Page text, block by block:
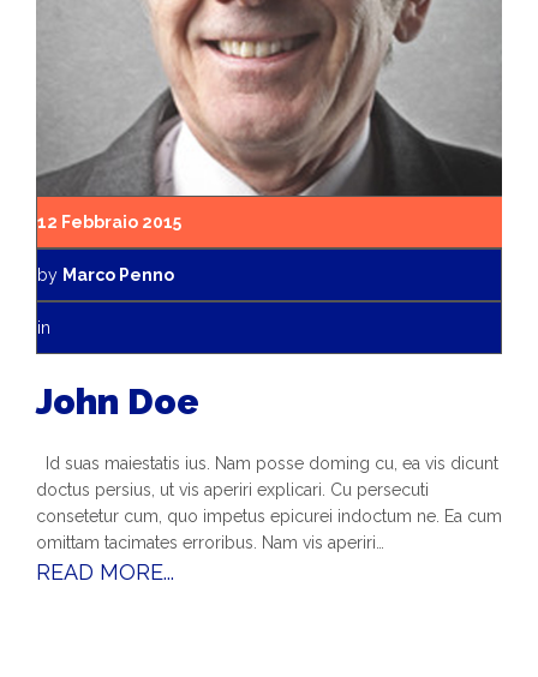
12 Febbraio 2015
by Marco Penno
in
John Doe
Id suas maiestatis ius. Nam posse doming cu, ea vis dicunt
doctus persius, ut vis aperiri explicari. Cu persecuti
consetetur cum, quo impetus epicurei indoctum ne. Ea cum
omittam tacimates erroribus. Nam vis aperiri…
READ MORE...